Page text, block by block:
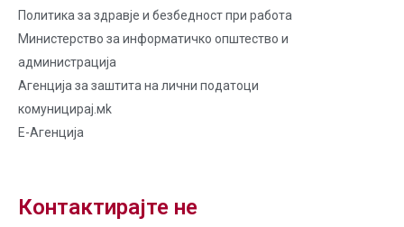
Политика за здравје и безбедност при работа
Министерство за информатичко општество и
администрација
Агенција за заштита на лични податоци
комуницирај.мk
Е-Агенција
Контактирајте не